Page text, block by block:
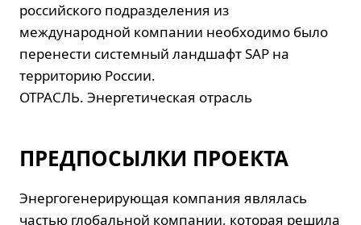
российского подразделения из
международной компании необходимо было
перенести системный ландшафт SAP на
территорию России.
ОТРАСЛЬ. Энергетическая отрасль
ПРЕДПОСЫЛКИ ПРОЕКТА
Энергогенерирующая компания являлась
частью глобальной компании, которая решила